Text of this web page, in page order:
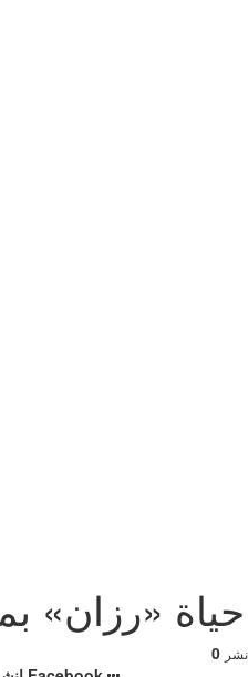
«رزان»
0 نشر